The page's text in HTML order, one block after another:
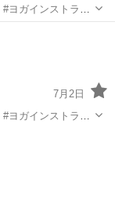
#ヨガインストラク
7月2日
#ヨガインストラク